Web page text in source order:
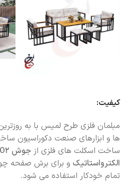
کیفیت:
مبلمان فلزی طرح لمیس با به
ها و ابزارهای صنعت دکوراسیون
ساخت اسکلت های فلزی از
الکترواستاتیک و برای برش صفحه
تمام خودکار استفاده می شود.